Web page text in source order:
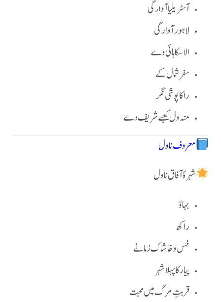
آسٹریلیا آوارگی
لاہور آوارگی
الاسکا ہائی وے
سفر شمال کے
راکاپوشی نگر
منہ ول کعبے شریف دے
معروف ناول
شہرۂ آفاق ناول
بہاؤ
راکھ
خس و خاشاک زمانے
پیار کا پہلا شہر
قربتِ مرگ میں محبت